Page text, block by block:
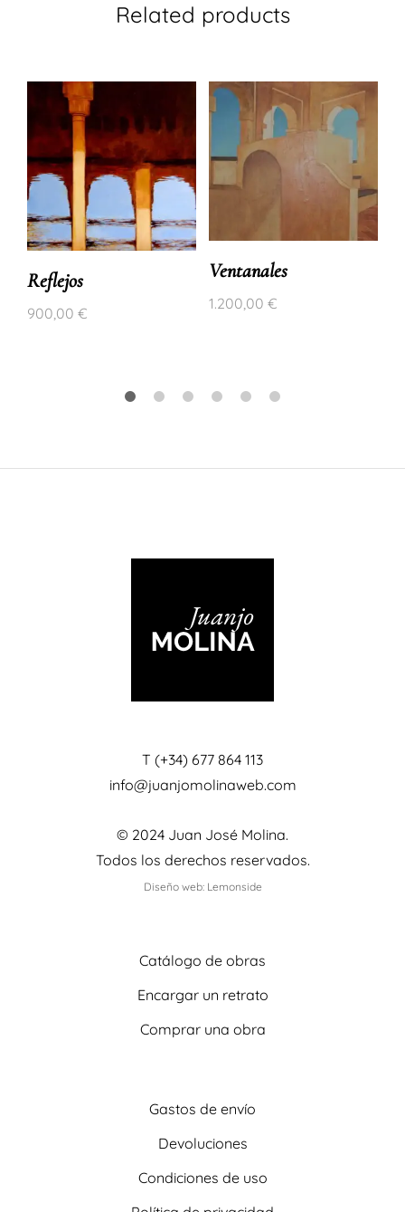
Related products
Reflejos
900,00 €
Ventanales
1.200,00 €
T (+34) 677 864 113
info@juanjomolinaweb.com
© 2024 Juan José Molina.
Todos los derechos reservados.
Diseño web: Lemonside
Catálogo de obras
Encargar un retrato
Comprar una obra
Gastos de envío
Devoluciones
Condiciones de uso